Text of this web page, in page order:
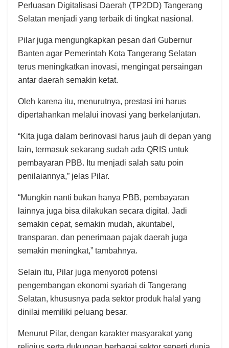
Perluasan Digitalisasi Daerah (TP2DD) Tangerang
Selatan menjadi yang terbaik di tingkat nasional.
Pilar juga mengungkapkan pesan dari Gubernur
Banten agar Pemerintah Kota Tangerang Selatan
terus meningkatkan inovasi, mengingat persaingan
antar daerah semakin ketat.
Oleh karena itu, menurutnya, prestasi ini harus
dipertahankan melalui inovasi yang berkelanjutan.
“Kita juga dalam berinovasi harus jauh di depan yang
lain, termasuk sekarang sudah ada QRIS untuk
pembayaran PBB. Itu menjadi salah satu poin
penilaiannya,” jelas Pilar.
“Mungkin nanti bukan hanya PBB, pembayaran
lainnya juga bisa dilakukan secara digital. Jadi
semakin cepat, semakin mudah, akuntabel,
transparan, dan penerimaan pajak daerah juga
semakin meningkat,” tambahnya.
Selain itu, Pilar juga menyoroti potensi
pengembangan ekonomi syariah di Tangerang
Selatan, khususnya pada sektor produk halal yang
dinilai memiliki peluang besar.
Menurut Pilar, dengan karakter masyarakat yang